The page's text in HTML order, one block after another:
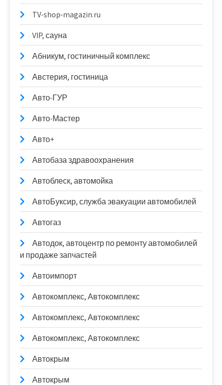
TV-shop-magazin.ru
VIP, сауна
Абникум, гостиничный комплекс
Австерия, гостиница
Авто-ГУР
Авто-Мастер
Авто+
Автобаза здравоохранения
Автоблеск, автомойка
АвтоБуксир, служба эвакуации автомобилей
Автогаз
Автодок, автоцентр по ремонту автомобилей
и продаже запчастей
Автоимпорт
Автокомплекс, Автокомплекс
Автокомплекс, Автокомплекс
Автокомплекс, Автокомплекс
Автокрым
Автокрым